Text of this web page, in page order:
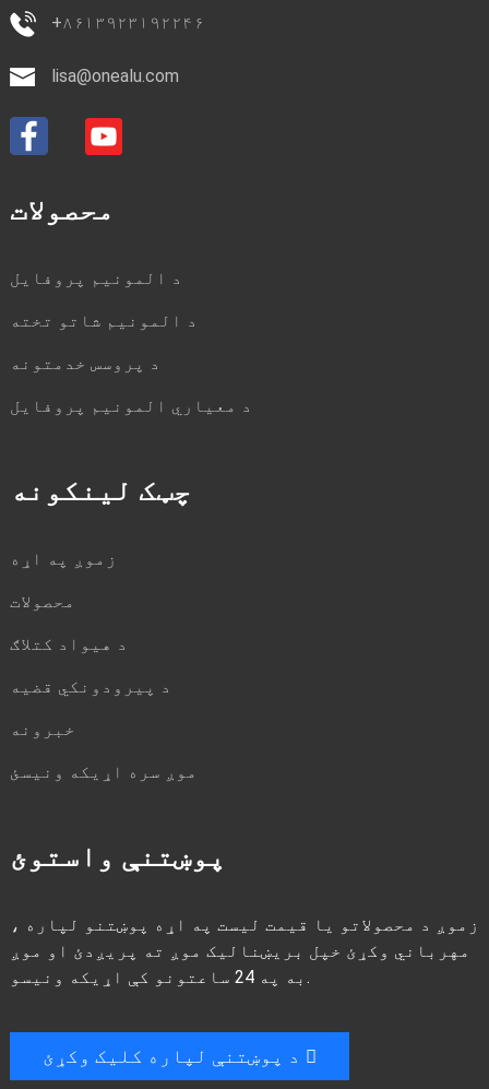
+۸۶۱۳۹۲۳۱۹۲۲۴۶
lisa@onealu.com
محصولات
د المونیم پروفایل
د المونیم شاتو تخته
د پروسس خدمتونه
د معیاري المونیم پروفایل
چټک لینکونه
زموږ په اړه
محصولات
د هیواد کتلاګ
د پیرودونکي قضیه
خبرونه
موږ سره اړیکه ونیسئ
پوښتنې واستوئ
زموږ د محصولاتو یا قیمت لیست په اړه پوښتنو لپاره ،
مهرباني وکړئ خپل بریښنالیک موږ ته پریږدئ او موږ
به په 24 ساعتونو کې اړیکه ونیسو.
د پوښتنې لپاره کلیک وکړئ